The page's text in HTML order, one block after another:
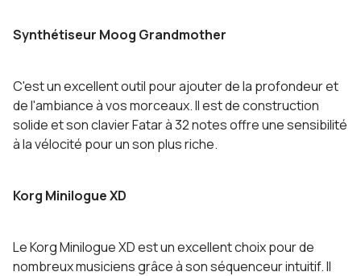
Synthétiseur Moog Grandmother
C'est un excellent outil pour ajouter de la profondeur et
de l'ambiance à vos morceaux. Il est de construction
solide et son clavier Fatar à 32 notes offre une sensibilité
à la vélocité pour un son plus riche.
Korg Minilogue XD
Le Korg Minilogue XD est un excellent choix pour de
nombreux musiciens grâce à son séquenceur intuitif. Il